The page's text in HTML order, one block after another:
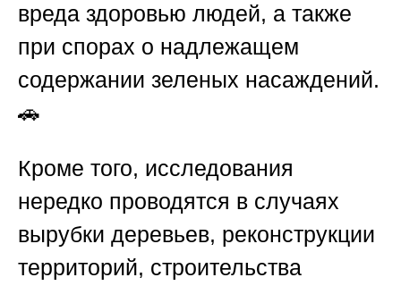
вреда здоровью людей, а также
при спорах о надлежащем
содержании зеленых насаждений.
🚗
Кроме того, исследования
нередко проводятся в случаях
вырубки деревьев, реконструкции
территорий, строительства